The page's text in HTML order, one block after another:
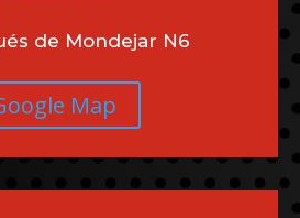
de Mondejar N6
Map